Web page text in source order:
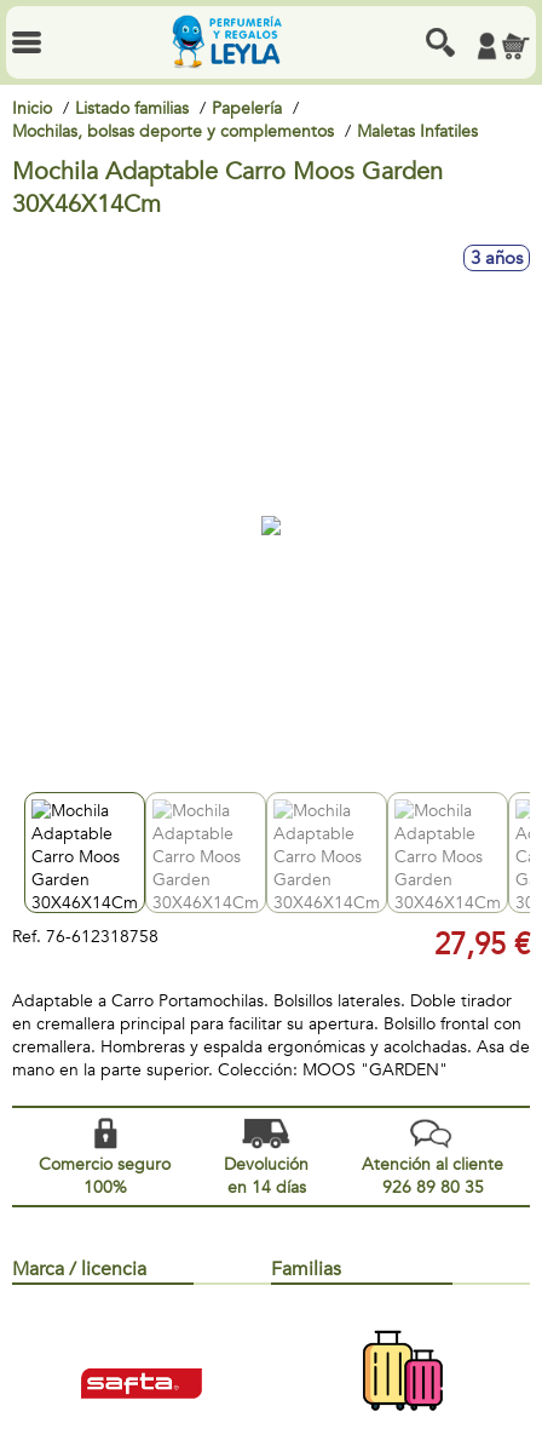
Inicio Listado familias
Papelería
Mochilas, bolsas deporte y complementos
Maletas Infatiles
Mochila Adaptable Carro Moos Garden
30X46X14Cm
3 años
Ref. 76-612318758 27,95 €
Adaptable a Carro Portamochilas. Bolsillos laterales. Doble tirador
en cremallera principal para facilitar su apertura. Bolsillo frontal con
cremallera. Hombreras y espalda ergonómicas y acolchadas. Asa de
mano en la parte superior. Colección: MOOS "GARDEN"
Comercio seguro
100%
Devolución
en 14 días
Atención al cliente
926 89 80 35
Marca / licencia Familias